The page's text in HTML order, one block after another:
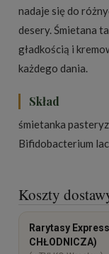
nadaje się do
desery. Śmietana
gładkością i
każdego dania.
Skład
śmietanka
Bifidobacterium
Koszty
Cena nie zawiera
Rarytasy
CHŁODNICZA)